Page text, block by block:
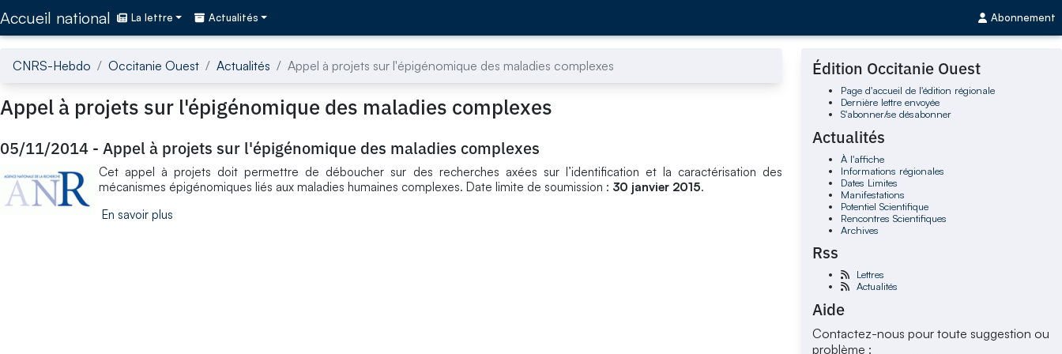
Accueil national La lettre Actualités Abonnement
CNRS-Hebdo Occitanie Ouest Actualités Appel à projets sur l'épigénomique des maladies complexes
Appel à projets sur l'épigénomique des maladies complexes
05/11/2014 - Appel à projets sur l'épigénomique des maladies complexes
Cet appel à projets doit permettre de déboucher sur des recherches axées sur l’identification et la caractérisation des
mécanismes épigénomiques liés aux maladies humaines complexes. Date limite de soumission : 30 janvier 2015.
En savoir plus
Édition Occitanie Ouest
Page d'accueil de l'édition régionale
Dernière lettre envoyée
S'abonner/se désabonner
Actualités
À l'affiche
Informations régionales
Dates Limites
Manifestations
Potentiel Scientifique
Rencontres Scientifiques
Archives
Rss
Lettres
Actualités
Aide
Contactez-nous pour toute suggestion ou
problème :